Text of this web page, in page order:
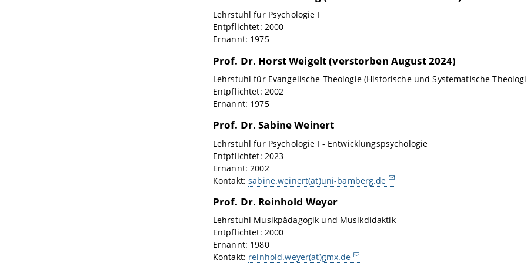
Lehrstuhl für Psychologie I
Entpflichtet: 2000
Ernannt: 1975
Prof. Dr. Horst Weigelt (verstorben August 2024)
Lehrstuhl für Evangelische Theologie (Historische und Systematische
Entpflichtet: 2002
Ernannt: 1975
Prof. Dr. Sabine Weinert
Lehrstuhl für Psychologie I - Entwicklungspsychologie
Entpflichtet: 2023
Ernannt: 2002
Kontakt:sabine.weinert(at)uni-bamberg.de
Prof. Dr. Reinhold Weyer
Lehrstuhl Musikpädagogik und Musikdidaktik
Entpflichtet: 2000
Ernannt: 1980
Kontakt: reinhold.weyer(at)gmx.de